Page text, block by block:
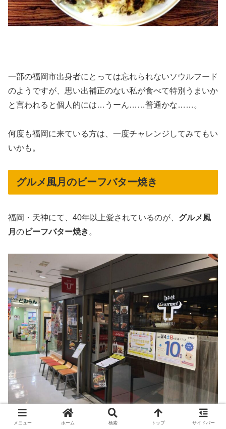
一部の福岡市出身者にとっては忘れられないソウルフード
のようですが、思い出補正のない私が食べて特別うまいか
と言われると個人的には…うーん……普通かな……。
何度も福岡に来ている方は、一度チャレンジしてみてもい
いかも。
グルメ風月のビーフバター焼き
福岡・天神にて、40年以上愛されているのが、 グルメ風
月 のビーフバター焼き 。
メニュー ホーム 検索 トップ サイドバー